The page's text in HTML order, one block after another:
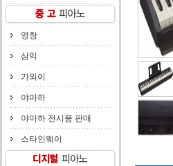
영창
삼익
가와이
야마하
야마하 전시품 판매
스타인웨이